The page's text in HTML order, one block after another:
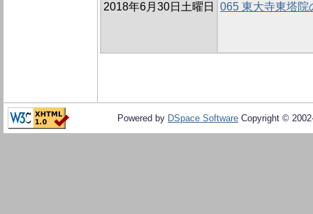
2018年6月30日土曜日 065 東大寺東塔院
Powered by DSpace Software Copyright ©